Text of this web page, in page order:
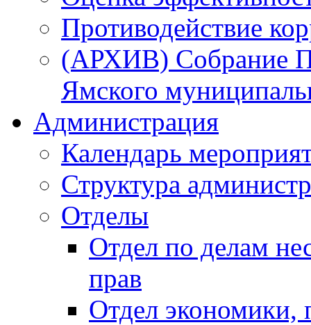
Противодействие
(АРХИВ) Собрание
Ямского
Администрация
Календарь
Структура
Отделы
Отдел по делам
прав
Отдел экономики,